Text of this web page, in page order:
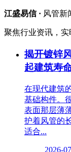
江盛易信 · 风管新
聚焦行业资讯，
揭开镀锌
起建筑寿
在现代建筑
基础构件。
表面那层薄
护着风管的
适合...
2026-